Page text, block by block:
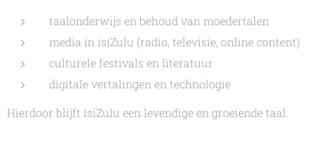
taalonderwijs en behoud van moedertalen
media in isiZulu (radio, televisie, online content)
culturele festivals en literatuur
digitale vertalingen en technologie
Hierdoor blijft isiZulu een levendige en groeiende taal.